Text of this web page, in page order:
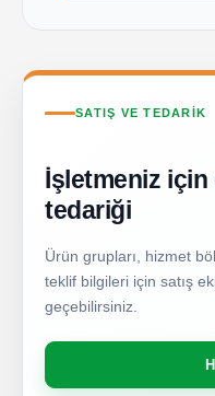
SATIŞ VE TEDARIK
İşletmeniz
tedariği
Ürün grupları, hizmet
teklif bilgileri için satış
geçebilirsiniz.